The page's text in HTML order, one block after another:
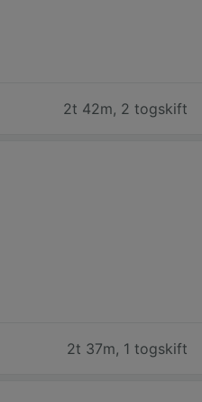
2t 42m, 2 togskift
2t 37m, 1 togskift